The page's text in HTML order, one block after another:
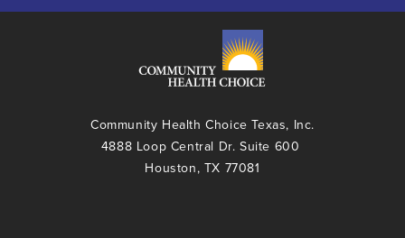
Community Health Choice Texas, Inc.
4888 Loop Central Dr. Suite 600
Houston, TX 77081